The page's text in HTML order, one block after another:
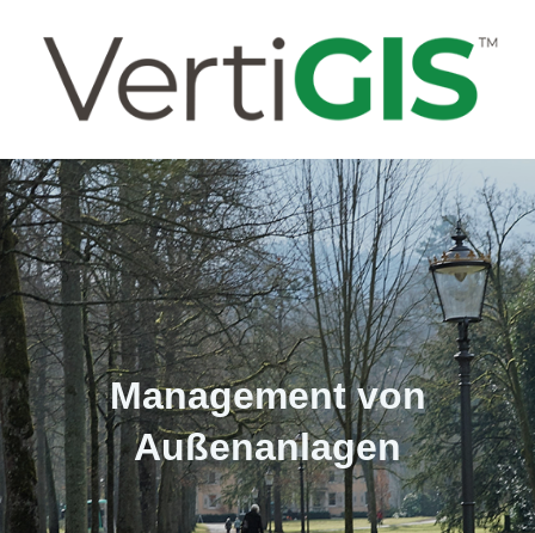
Management von
Außenanlagen